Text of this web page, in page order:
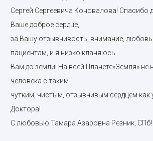
Сергей Сергеевича Коновалова! Спасибо
Ваше доброе сердце,
за Вашу отзывчивость, внимание,
пациентам, и я низко кланяюсь
Вам до земли! На всей Планете»Земля» не
человека с таким
чутким, чистым, отзывчивым сердцем как
Доктора!
С любовью Тамара Азаровна Резник, СПб!